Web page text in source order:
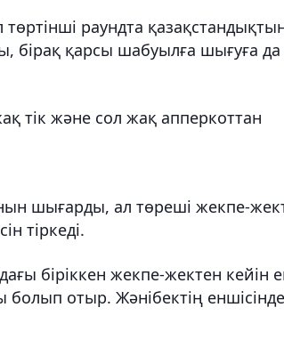
раундта
бірақ қарсы шабуылға шығуға да
тік және сол жақ апперкоттан
шығарды, ал төреші жекпе-
тіркеді.
біріккен жекпе-жектен кейін
болып отыр. Жәнібектің еншісінде